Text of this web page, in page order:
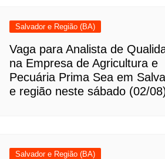
Salvador e Região (BA)
Vaga para Analista de
na Empresa de Agricultura e
Pecuária Prima Sea em
e região neste sábado (02/
Salvador e Região (BA)